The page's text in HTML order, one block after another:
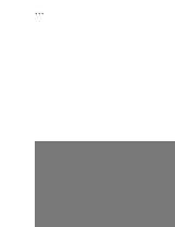
...